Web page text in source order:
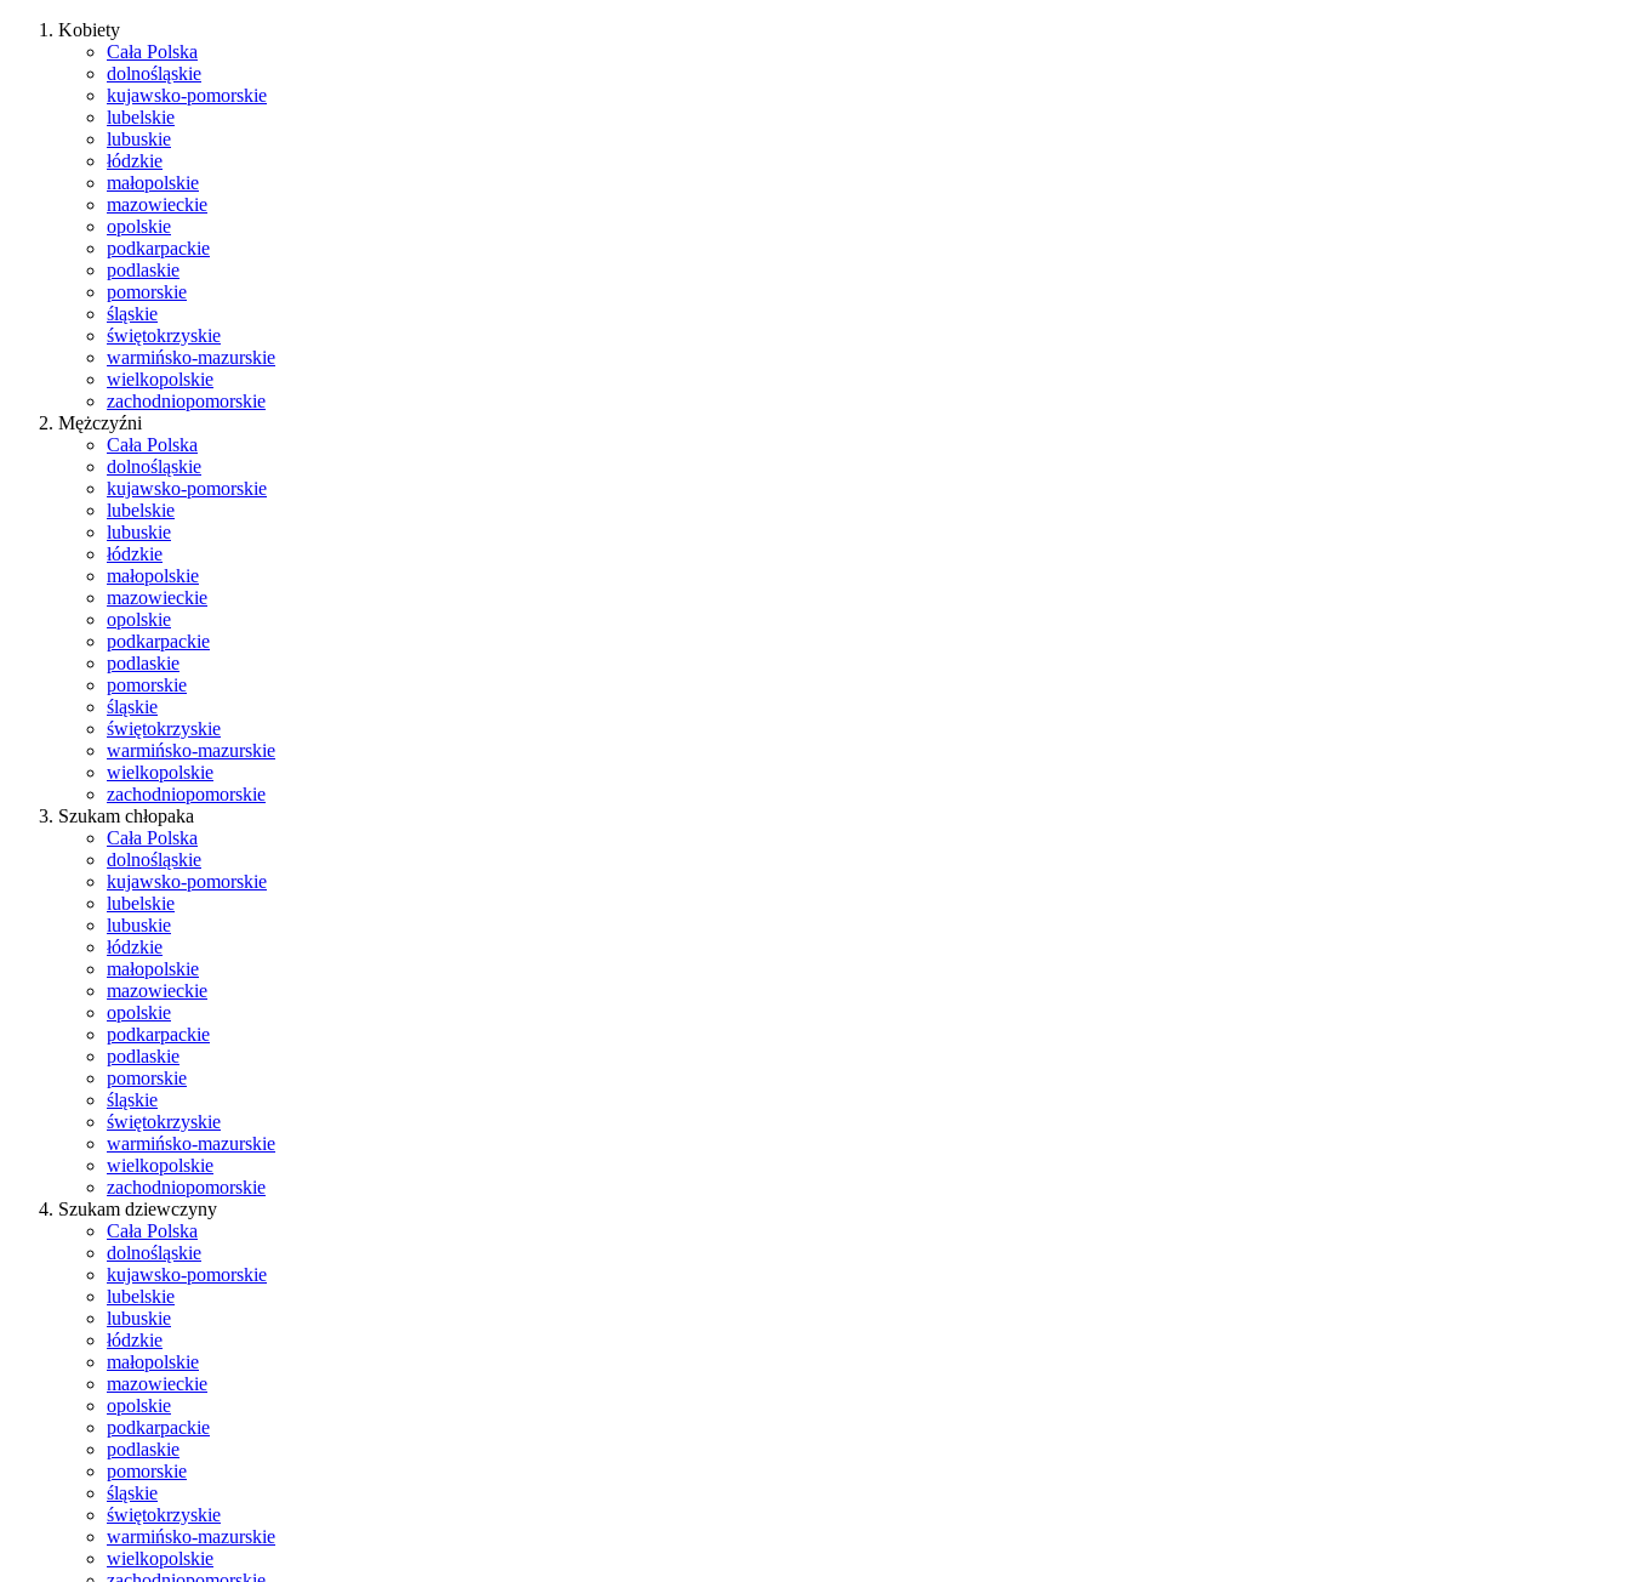
Kobiety
Cała Polska
dolnośląskie
kujawsko-pomorskie
lubelskie
lubuskie
łódzkie
małopolskie
mazowieckie
opolskie
podkarpackie
podlaskie
pomorskie
śląskie
świętokrzyskie
warmińsko-mazurskie
wielkopolskie
zachodniopomorskie
Mężczyźni
Cała Polska
dolnośląskie
kujawsko-pomorskie
lubelskie
lubuskie
łódzkie
małopolskie
mazowieckie
opolskie
podkarpackie
podlaskie
pomorskie
śląskie
świętokrzyskie
warmińsko-mazurskie
wielkopolskie
zachodniopomorskie
Szukam chłopaka
Cała Polska
dolnośląskie
kujawsko-pomorskie
lubelskie
lubuskie
łódzkie
małopolskie
mazowieckie
opolskie
podkarpackie
podlaskie
pomorskie
śląskie
świętokrzyskie
warmińsko-mazurskie
wielkopolskie
zachodniopomorskie
Szukam dziewczyny
Cała Polska
dolnośląskie
kujawsko-pomorskie
lubelskie
lubuskie
łódzkie
małopolskie
mazowieckie
opolskie
podkarpackie
podlaskie
pomorskie
śląskie
świętokrzyskie
warmińsko-mazurskie
wielkopolskie